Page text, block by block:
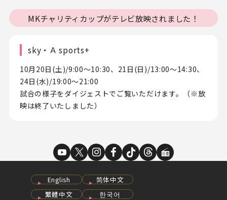
MKチャリティカップがテレビ放映されました！
sky・Ａ sports+
10月20日(土)/9:00～10:30、21日(日)/13:00～14:30、
24日(水)/19:00～21:00
試合の様子をダイジェストでご覧いただけます。（※放
映は終了いたしました）
English
简体中文
繁體中文
한국어